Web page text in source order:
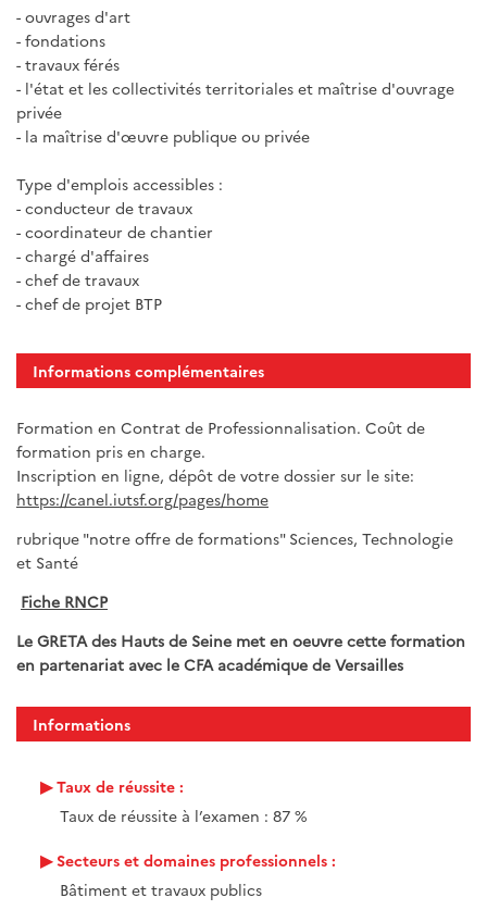
- ouvrages d'art
- fondations
- travaux férés
- l'état et les collectivités territoriales et maîtrise d'ouvrage
privée
- la maîtrise d'œuvre publique ou privée
Type d'emplois accessibles :
- conducteur de travaux
- coordinateur de chantier
- chargé d'affaires
- chef de travaux
- chef de projet BTP
Informations complémentaires
Formation en Contrat de Professionnalisation. Coût de
formation pris en charge.
Inscription en ligne, dépôt de votre dossier sur le site:
https://canel.iutsf.org/pages/home
rubrique "notre offre de formations" Sciences, Technologie
et Santé
Fiche RNCP
Le GRETA des Hauts de Seine met en oeuvre cette formation
en partenariat avec le CFA académique de Versailles
Informations
Taux de réussite :
Taux de réussite à l’examen : 87 %
Secteurs et domaines professionnels :
Bâtiment et travaux publics